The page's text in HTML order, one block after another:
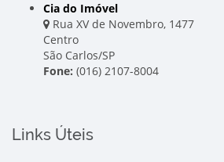
Cia do Imóvel
Rua XV de Novembro, 1477
Centro
São Carlos/SP
Fone: (016) 2107-8004
Links Úteis